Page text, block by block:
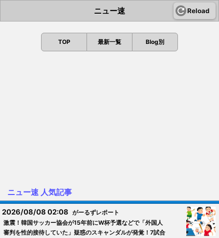
ニュー速 Reload
TOP 最新一覧 Blog別
ニュー速 人気記事
2026/08/08 02:08がーるずレポート
激震！韓国サッカー協会が15年前にW杯予選などで「外国人
審判を性的接待していた」疑惑のスキャンダルが発覚！7試合